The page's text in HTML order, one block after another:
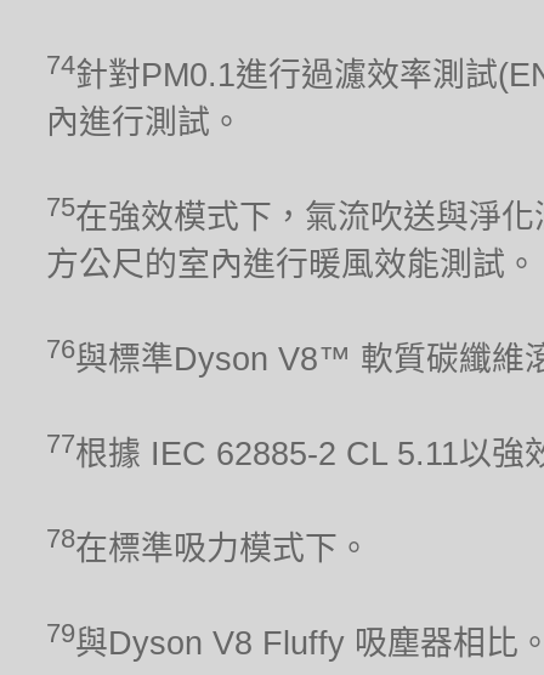
74針對PM0.1進行過濾效率測試
內進行測試。
75在強效模式下，氣流吹送與淨
方公尺的室內進行暖風效能測試。
76與標準Dyson V8™ 軟質碳纖維
77根據 IEC 62885-2 CL 5.11以強
78在標準吸力模式下。
79與Dyson V8 Fluffy 吸塵器相比